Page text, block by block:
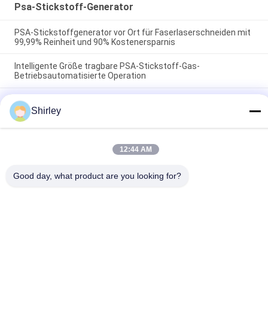
Psa-Stickstoff-Generator
PSA-Stickstoffgenerator vor Ort für Faserlaserschneiden mit
99,99% Reinheit und 90% Kostenersparnis
Intelligente Größe tragbare PSA-Stickstoff-Gas-
Betriebsautomatisierte Operation
Lithium-Strom-Industrie der Stickstoff-Generator-Reinheits-
99,9995
Beliebte Kategorien
Psa-Stickstoff-
VSA-
Shirley
12:44 AM
Good day, what product are you looking for?